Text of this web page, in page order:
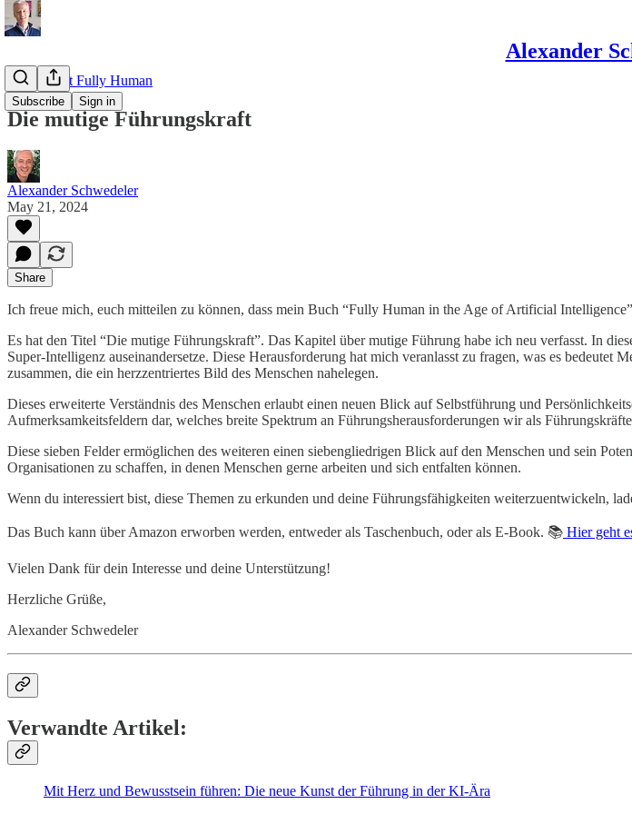
Alexander
Subscribe Sign in
Read about Fully Human
Die mutige Führungskraft
Alexander Schwedeler
May 21, 2024
Share
Ich freue mich, euch mitteilen zu können, dass mein Buch “Fully Human in the Age of Artificial
Es hat den Titel “Die mutige Führungskraft”. Das Kapitel über mutige Führung habe ich neu verfasst. In
Super-Intelligenz auseinandersetze. Diese Herausforderung hat mich veranlasst zu fragen, was es
zusammen, die ein herzzentriertes Bild des Menschen nahelegen.
Dieses erweiterte Verständnis des Menschen erlaubt einen neuen Blick auf Selbstführung und
Aufmerksamkeitsfeldern dar, welches breite Spektrum an Führungsherausforderungen wir als
Diese sieben Felder ermöglichen des weiteren einen siebengliedrigen Blick auf den Menschen und sein
Organisationen zu schaffen, in denen Menschen gerne arbeiten und sich entfalten können.
Wenn du interessiert bist, diese Themen zu erkunden und deine Führungsfähigkeiten weiterzuentwickeln,
Das Buch kann über Amazon erworben werden, entweder als Taschenbuch, oder als E-Book. 📚 Hier geht
Vielen Dank für dein Interesse und deine Unterstützung!
Herzliche Grüße,
Alexander Schwedeler
Verwandte Artikel:
Mit Herz und Bewusstsein führen: Die neue Kunst der Führung in der KI-Ära